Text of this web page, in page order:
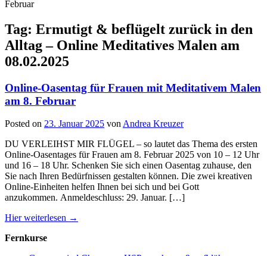
Tag: Ermutigt & beflügelt zurück in den
Alltag – Online Meditatives Malen am
08.02.2025
Online-Oasentag für Frauen mit Meditativem Malen
am 8. Februar
Posted on 23. Januar 2025 von Andrea Kreuzer
DU VERLEIHST MIR FLÜGEL – so lautet das Thema des ersten
Online-Oasentages für Frauen am 8. Februar 2025 von 10 – 12 Uhr
und 16 – 18 Uhr. Schenken Sie sich einen Oasentag zuhause, den
Sie nach Ihren Bedürfnissen gestalten können. Die zwei kreativen
Online-Einheiten helfen Ihnen bei sich und bei Gott
anzukommen. Anmeldeschluss: 29. Januar. […]
Hier weiterlesen →
Fernkurse